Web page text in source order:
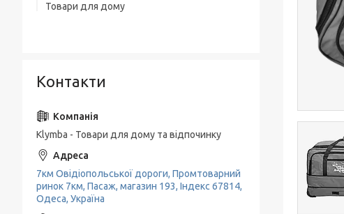
Чоловічі сумки
Блендери
Кавоварки
Кавомолки
Соковитискачі
Тостери
Міксери
Фени
Набори кухонних ножів
Пательні
Чайники, Заварники
Кухонне приладдя
Кава-брейк
Подрібнювачі та Терки
Товари для дому
Контакти
Klymba - Товари для дому та відпочинку
7км Овідіопольської дороги, Промтоварний
ринок 7км, Пасаж, магазин 193, Індекс 67814,
Одеса, Україна